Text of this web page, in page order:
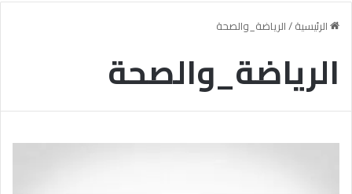
الرئيسية/الرياضة_والصحة
الرياضة_والصحة